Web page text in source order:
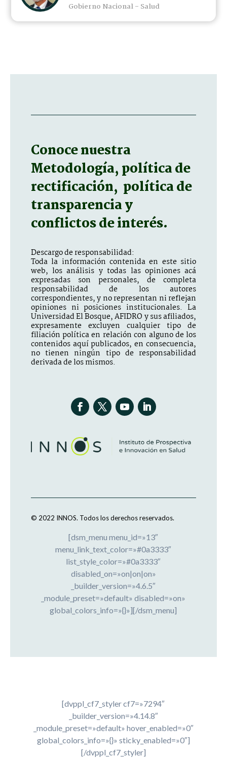
Gobierno Nacional - Salud
Conoce nuestra
Metodología, política de
rectificación, política de
transparencia y
conflictos de interés.
Descargo de responsabilidad:
Toda la información contenida en este sitio
web, los análisis y todas las opiniones acá
expresadas son personales, de completa
responsabilidad de los autores
correspondientes, y no representan ni reflejan
opiniones ni posiciones institucionales. La
Universidad El Bosque, AFIDRO y sus afiliados,
expresamente excluyen cualquier tipo de
filiación política en relación con alguno de los
contenidos aquí publicados, en consecuencia,
no tienen ningún tipo de responsabilidad
derivada de los mismos.
© 2022 INNOS. Todos los derechos reservados.
[dsm_menu menu_id=»13″
menu_link_text_color=»#0a3333″
list_style_color=»#0a3333″
disabled_on=»on|on|on»
_builder_version=»4.6.5″
_module_preset=»default» disabled=»on»
global_colors_info=»{}»][/dsm_menu]
[dvppl_cf7_styler cf7=»7294″
_builder_version=»4.14.8″
_module_preset=»default» hover_enabled=»0″
global_colors_info=»{}» sticky_enabled=»0″]
[/dvppl_cf7_styler]